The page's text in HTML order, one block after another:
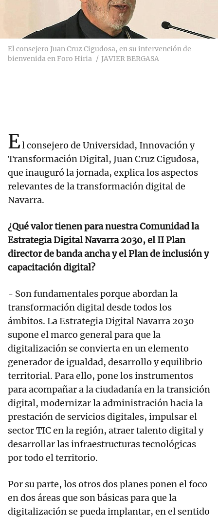
El consejero Juan Cruz Cigudosa, en su intervención de
bienvenida en Foro Hiria
JAVIER BERGASA
El consejero de Universidad, Innovación y
Transformación Digital, Juan Cruz Cigudosa,
que inauguró la jornada, explica los aspectos
relevantes de la transformación digital de
Navarra.
¿Qué valor tienen para nuestra Comunidad la
Estrategia Digital Navarra 2030, el II Plan
director de banda ancha y el Plan de inclusión y
capacitación digital?
- Son fundamentales porque abordan la
transformación digital desde todos los
ámbitos. La Estrategia Digital Navarra 2030
supone el marco general para que la
digitalización se convierta en un elemento
generador de igualdad, desarrollo y equilibrio
territorial. Para ello, pone los instrumentos
para acompañar a la ciudadanía en la transición
digital, modernizar la administración hacia la
prestación de servicios digitales, impulsar el
sector TIC en la región, atraer talento digital y
desarrollar las infraestructuras tecnológicas
por todo el territorio.
Por su parte, los otros dos planes ponen el foco
en dos áreas que son básicas para que la
digitalización se pueda implantar, en el sentido